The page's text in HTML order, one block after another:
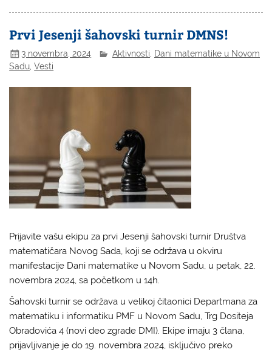
Prvi Jesenji šahovski turnir DMNS!
3 novembra, 2024 Aktivnosti Dani matematike u Novom
Sadu ,Vesti
Prijavite vašu ekipu za prvi Jesenji šahovski turnir Društva
matematičara Novog Sada, koji se održava u okviru
manifestacije Dani matematike u Novom Sadu, u petak, 22.
novembra 2024, sa početkom u 14h.
Šahovski turnir se održava u velikoj čitaonici Departmana za
matematiku i informatiku PMF u Novom Sadu, Trg Dositeja
Obradovića 4 (novi deo zgrade DMI). Ekipe imaju 3 člana,
prijavljivanje je do 19. novembra 2024, isključivo preko